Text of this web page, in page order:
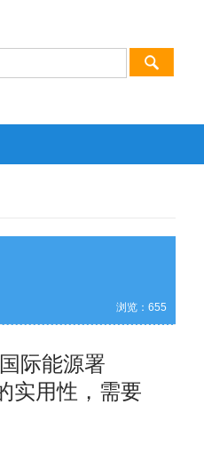
浏览： 655
际能源署
实用性，需要